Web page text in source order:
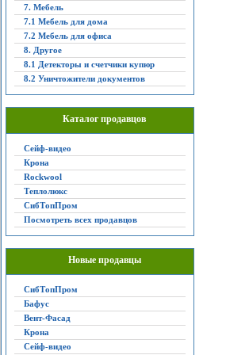
7. Мебель
7.1 Мебель для дома
7.2 Мебель для офиса
8. Другое
8.1 Детекторы и счетчики купюр
8.2 Уничтожители документов
Каталог продавцов
Сейф-видео
Крона
Rockwool
Теплолюкс
СибТопПром
Посмотреть всех продавцов
Новые продавцы
СибТопПром
Бафус
Вент-Фасад
Крона
Сейф-видео